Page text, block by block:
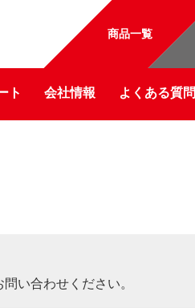
商品一覧
ト 会社情報 よくある質問
い合わせください。